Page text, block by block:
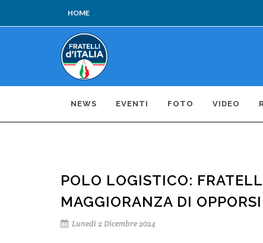
HOME
NEWS EVENTI FOTO VIDEO
POLO LOGISTICO:
MAGGIORANZA DI OPPORSI
Lunedì 2 Dicembre 2024